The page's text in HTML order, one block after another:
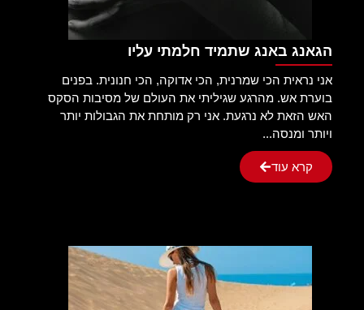
הגאנג באנג שתמיד חלמתי עליו
אני נראית הכי שמרנית, הכי אדוקה, הכי חנונית. בפנים
בוערת אש. מהרגע שגיליתי את העולם של מסיבות הסקס
האש הזאת לא נרגעת. אני רק מותחת את הגבולות יותר
ויותר ומנסה...
קרא עוד